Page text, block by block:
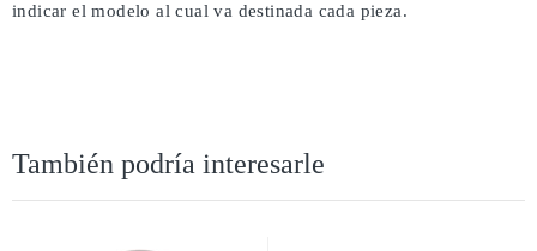
indicar el modelo al cual va destinada cada pieza.
También podría interesarle